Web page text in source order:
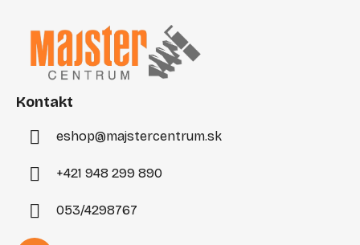
Kontakt
eshop@majstercentrum.sk
+421 948 299 890
053/4298767